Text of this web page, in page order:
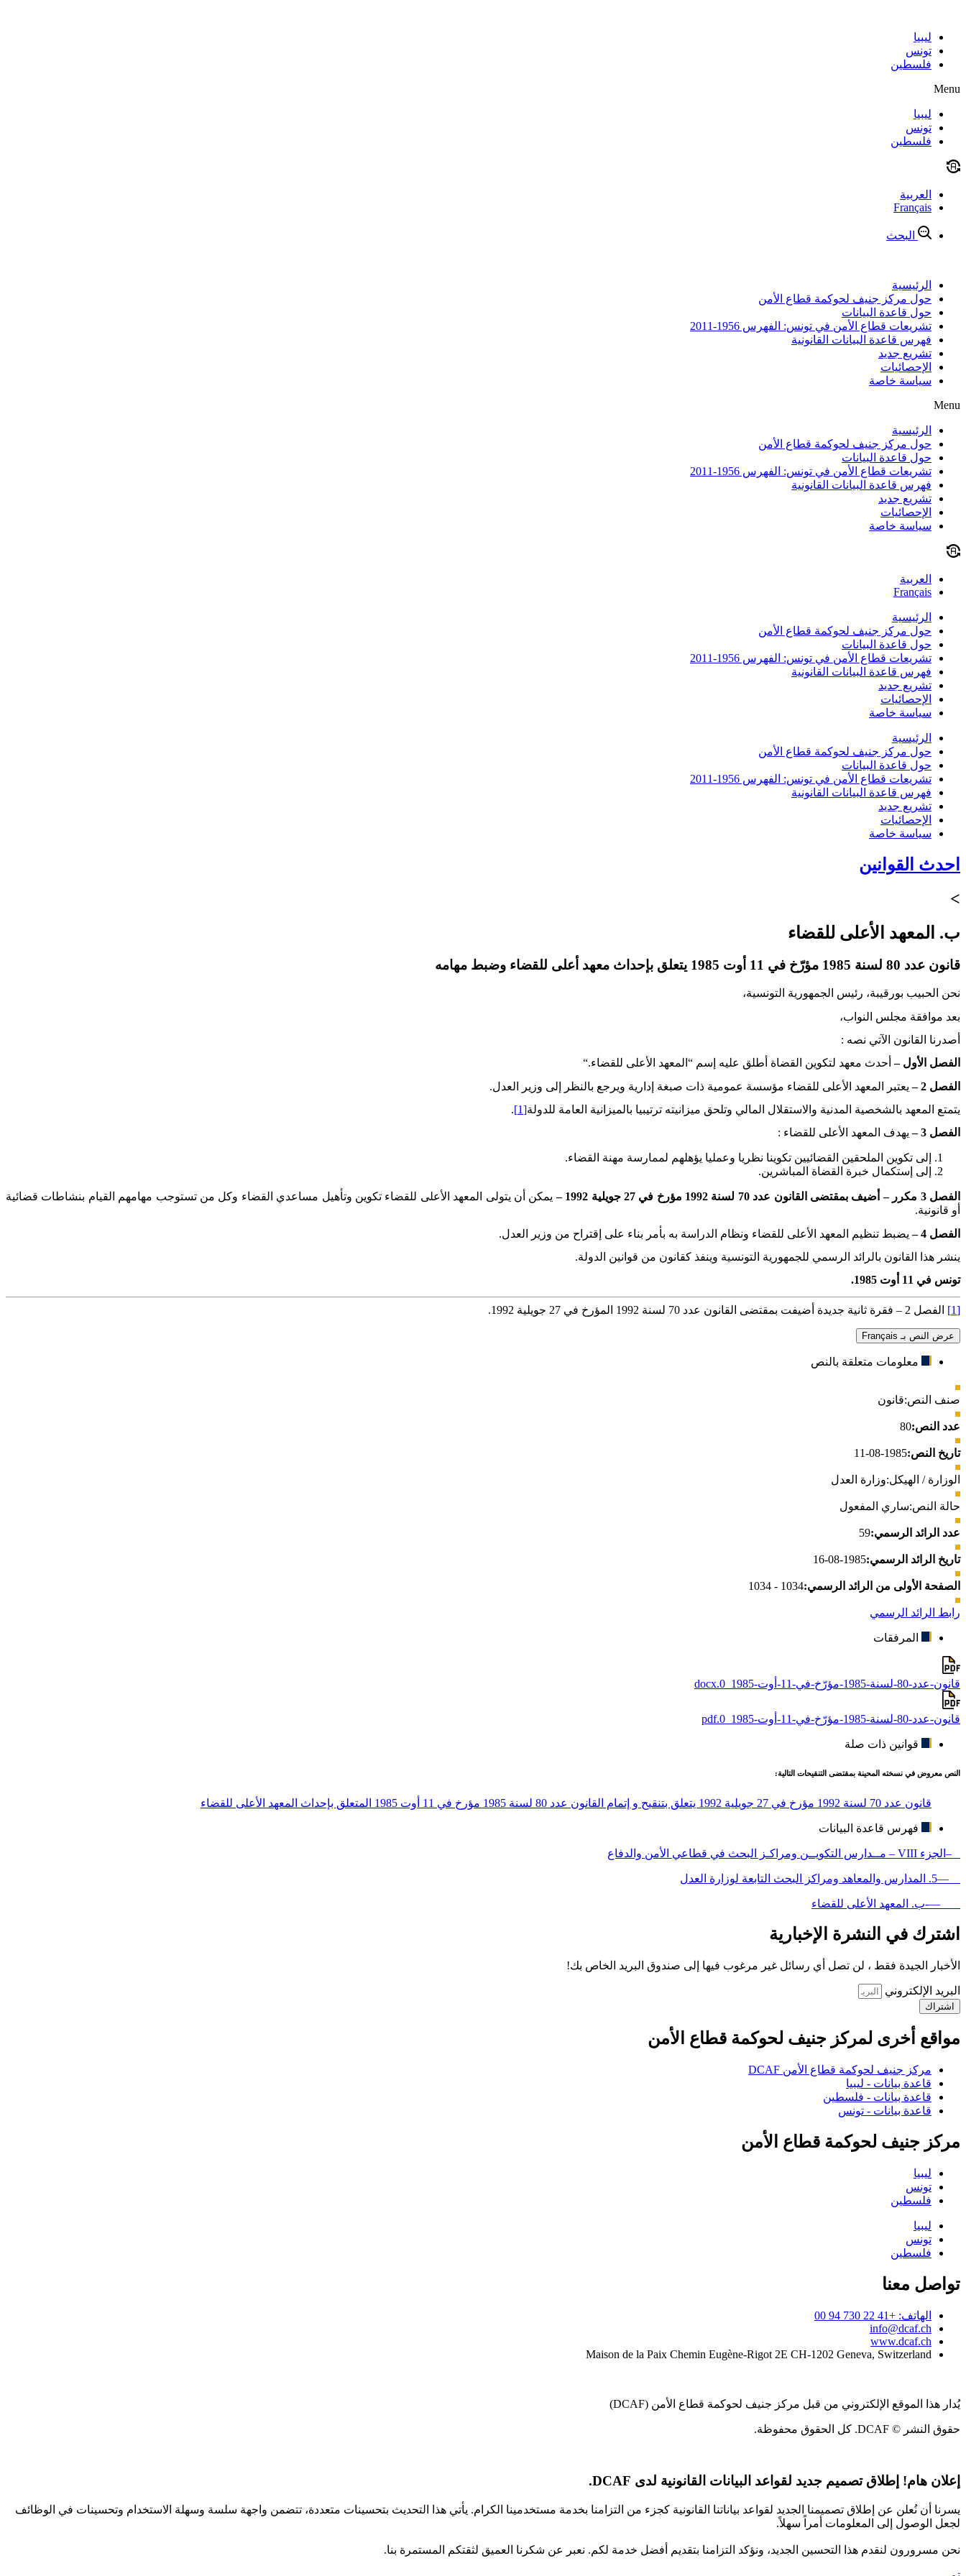
contentليبيا
تونس
فلسطين
Menu
ليبيا
تونس
فلسطين
العربية
Français
البحث
الرئيسية
حول مركز جنيف لحوكمة قطاع الأمن
حول قاعدة البيانات
تشريعات قطاع الأمن في تونس: الفهرس 1956-2011
فهرس قاعدة البيانات القانونية
تشريع جديد
الإحصائيات
سياسة خاصة
Menu
الرئيسية
حول مركز جنيف لحوكمة قطاع الأمن
حول قاعدة البيانات
تشريعات قطاع الأمن في تونس: الفهرس 1956-2011
فهرس قاعدة البيانات القانونية
تشريع جديد
الإحصائيات
سياسة خاصة
العربية
Français
الرئيسية
حول مركز جنيف لحوكمة قطاع الأمن
حول قاعدة البيانات
تشريعات قطاع الأمن في تونس: الفهرس 1956-2011
فهرس قاعدة البيانات القانونية
تشريع جديد
الإحصائيات
سياسة خاصة
الرئيسية
حول مركز جنيف لحوكمة قطاع الأمن
حول قاعدة البيانات
تشريعات قطاع الأمن في تونس: الفهرس 1956-2011
فهرس قاعدة البيانات القانونية
تشريع جديد
الإحصائيات
سياسة خاصة
احدث القوانين
>
ب. المعهد الأعلى للقضاء
قانون عدد 80 لسنة 1985 مؤرّخ في 11 أوت 1985 يتعلق بإحداث معهد أعلى للقضاء وضبط مهامه
نحن الحبيب بورقيبة، رئيس الجمهورية التونسية،
بعد موافقة مجلس النواب،
أصدرنا القانون الآتي نصه :
الفصل الأول –أحدث معهد لتكوين القضاة أطلق عليه إسم “المعهد الأعلى للقضاء“.
الفصل 2 –
يعتبر المعهد الأعلى للقضاء مؤسسة عمومية ذات صبغة إدارية ويرجع بالنظر إلى وزير العدل.
يتمتع المعهد بالشخصية المدنية والاستقلال المالي وتلحق ميزانيته ترتيبيا بالميزانية العامة للدولة[1]
.
الفصل 3 –
يهدف المعهد الأعلى للقضاء :
إلى تكوين الملحقين القضائيين تكوينا نظريا وعمليا يؤهلهم لممارسة مهنة القضاء.
إلى إستكمال خبرة القضاة المباشرين.
الفصل 3 مكرر – أضيف بمقتضى القانون عدد 70 لسنة 1992 مؤرخ في 27 جويلية 1992 –
يمكن أن يتولى المعهد الأعلى للقضاء تكوين وتأهيل مساعدي القضاء وكل من تستوجب مهامهم القيام بنشاطات قضائية
أو قانونية.
الفصل 4 –
يضبط تنظيم المعهد الأعلى للقضاء ونظام الدراسة به بأمر بناء على إقتراح من وزير العدل.
ينشر هذا القانون بالرائد الرسمي للجمهورية التونسية وينفذ كقانون من قوانين الدولة.
تونس في 11 أوت 1985.
[1] الفصل 2 – فقرة ثانية جديدة أضيفت بمقتضى القانون عدد 70 لسنة 1992 المؤرخ في 27 جويلية 1992.
عرض النص بـ Français
معلومات متعلقة بالنص
صنف النص:قانون
عدد النص:80
تاريخ النص:1985-08-11
الوزارة / الهيكل:وزارة العدل
حالة النص:ساري المفعول
عدد الرائد الرسمي:59
تاريخ الرائد الرسمي:1985-08-16
الصفحة الأولى من الرائد الرسمي:1034 - 1034
رابط الرائد الرسمي
المرفقات
قانون-عدد-80-لسنة-1985-مؤرّخ-في-11-أوت-1985_0.docx
قانون-عدد-80-لسنة-1985-مؤرّخ-في-11-أوت-1985_0.pdf
قوانين ذات صلة
النص معروض في نسخته المحينة بمقتضى التنقيحات التالية:
قانون عدد 70 لسنة 1992 مؤرخ في 27 جويلية 1992 يتعلق بتنقيح و إتمام القانون عدد 80 لسنة 1985 مؤرخ في 11 أوت 1985 المتعلق بإحداث المعهد الأعلى للقضاء
فهرس قاعدة البيانات
–الجزء VIII – مــدارس التكويــن ومراكـز البحث في قطاعي الأمن والدفاع
—5. المدارس والمعاهد ومراكز البحث التابعة لوزارة العدل
—-ب. المعهد الأعلى للقضاء
اشترك في النشرة الإخبارية
الأخبار الجيدة فقط ، لن تصل أي رسائل غير مرغوب فيها إلى صندوق البريد الخاص بك!
البريد الإلكتروني
اشتراك
مواقع أخرى لمركز جنيف لحوكمة قطاع الأمن
مركز جنيف لحوكمة قطاع الأمن DCAF
قاعدة بيانات - ليبيا
قاعدة بيانات - فلسطين
قاعدة بيانات - تونس
مركز جنيف لحوكمة قطاع الأمن
ليبيا
تونس
فلسطين
ليبيا
تونس
فلسطين
تواصل معنا
الهاتف: +41 22 730 94 00
info@dcaf.ch
www.dcaf.ch
Maison de la Paix Chemin Eugène-Rigot 2E CH-1202 Geneva, Switzerland
يُدار هذا الموقع الإلكتروني من قبل مركز جنيف لحوكمة قطاع الأمن (DCAF)
حقوق النشر © DCAF. كل الحقوق محفوظة.
إعلان هام! إطلاق تصميم جديد لقواعد البيانات القانونية لدى DCAF.
يسرنا أن نُعلن عن إطلاق تصميمنا الجديد لقواعد بياناتنا القانونية كجزء من التزامنا بخدمة مستخدمينا الكرام. يأتي هذا التحديث بتحسينات متعددة، تتضمن واجهة سلسة وسهلة الاستخدام وتحسينات في الوظائف
لجعل الوصول إلى المعلومات أمراً سهلاً.
نحن مسرورون لنقدم هذا التحسين الجديد، ونؤكد التزامنا بتقديم أفضل خدمة لكم. نعبر عن شكرنا العميق لثقتكم المستمرة بنا.